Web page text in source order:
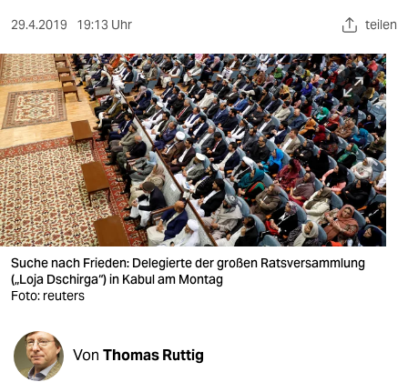
sport
berlin
nord
wahrheit
verlag
verlag
veranstaltungen
shop
fragen & hilfe
unterstützen
29.4.2019 19:13 Uhr teilen
Suche nach Frieden: Delegierte der großen Ratsversammlung
(„Loja Dschirga“) in Kabul am Montag
Foto: reuters
Von Thomas Ruttig